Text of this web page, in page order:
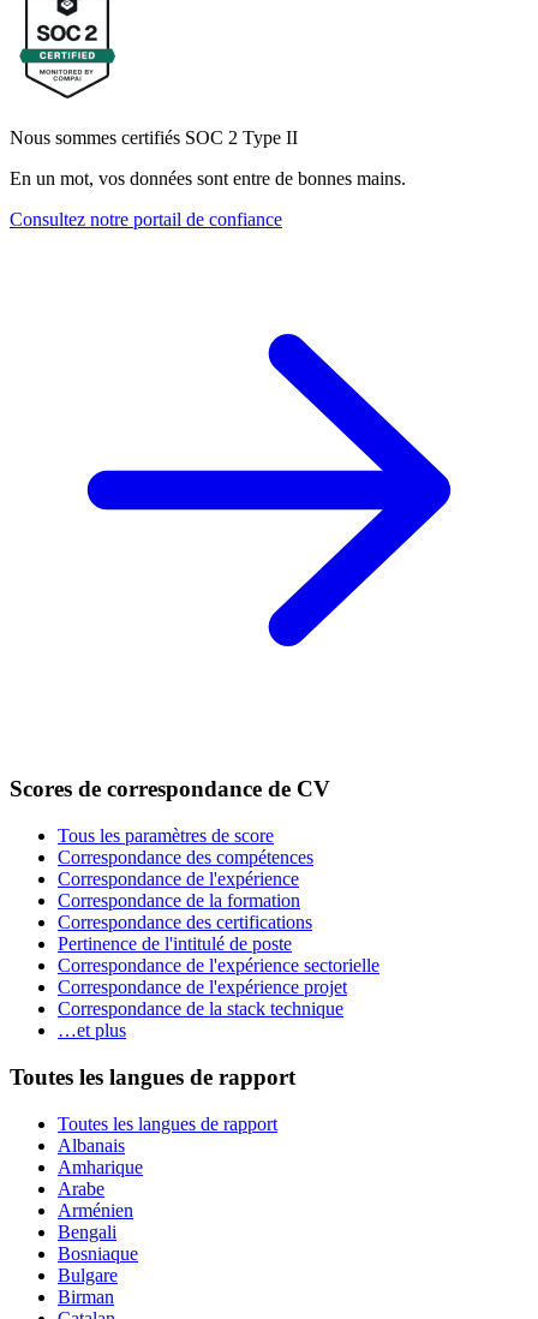
Nous sommes certifiés SOC 2 Type II
En un mot, vos données sont entre de bonnes mains.
Consultez notre portail de confiance
Scores de correspondance de CV
Tous les paramètres de score
Correspondance des compétences
Correspondance de l'expérience
Correspondance de la formation
Correspondance des certifications
Pertinence de l'intitulé de poste
Correspondance de l'expérience sectorielle
Correspondance de l'expérience projet
Correspondance de la stack technique
…et plus
Toutes les langues de rapport
Toutes les langues de rapport
Albanais
Amharique
Arabe
Arménien
Bengali
Bosniaque
Bulgare
Birman